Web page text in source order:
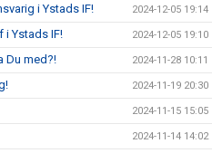
i Ystads IF! 2024-12-05 19:14
i Ystads IF! 2024-12-05 19:10
Du med?! 2024-11-28 10:11
2024-11-19 20:30
2024-11-15 15:05
2024-11-14 14:02